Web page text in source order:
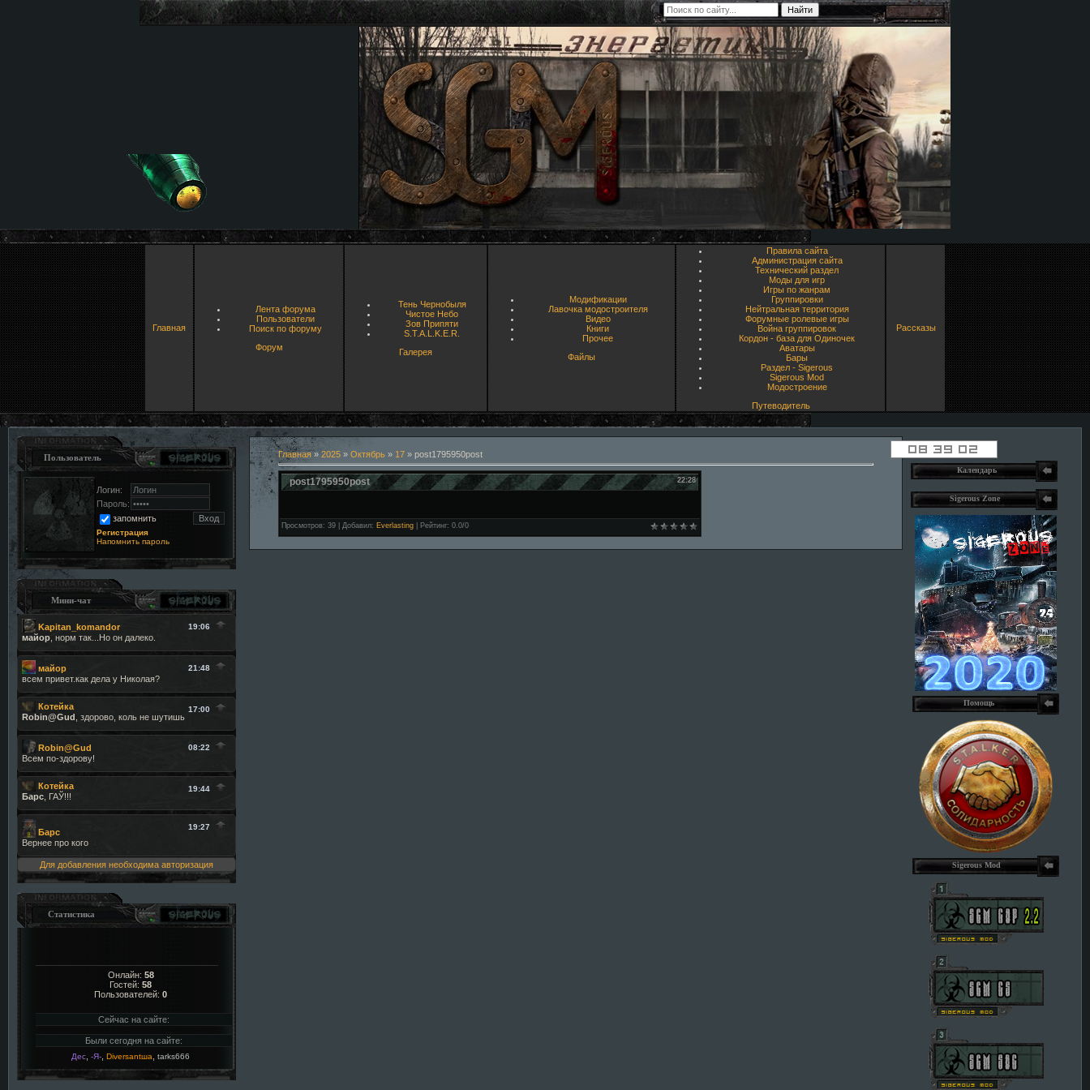
Главная
Лента форума
Пользователи
Поиск по форуму
Форум
Тень Чернобыля
Чистое Небо
Зов Припяти
S.T.A.L.K.E.R.
Галерея
Модификации
Лавочка модостроителя
Видео
Книги
Прочее
Файлы
Правила сайта
Администрация сайта
Технический раздел
Моды для игр
Игры по жанрам
Группировки
Нейтральная территория
Форумные ролевые игры
Война группировок
Кордон - база для Одиночек
Аватары
Бары
Раздел - Sigerous
Sigerous Mod
Модостроение
Путеводитель
Рассказы
Пользователь
Логин:
Пароль:
запомнить
Регистрация
Напомнить пароль
Мини-чат
Для добавления необходима авторизация
Статистика
Онлайн: 58
Гостей: 58
Пользователей: 0
Сейчас на сайте:
Были сегодня на сайте:
Дес -Я- Diversantша tarks666
Главная» 2025 » Октябрь » 17 » post1795950post
22:28
post1795950post
Просмотров: 39 Добавил: Everlasting Рейтинг: 0.0/0
Календарь
Sigerous Zone
Помощь
Sigerous Mod